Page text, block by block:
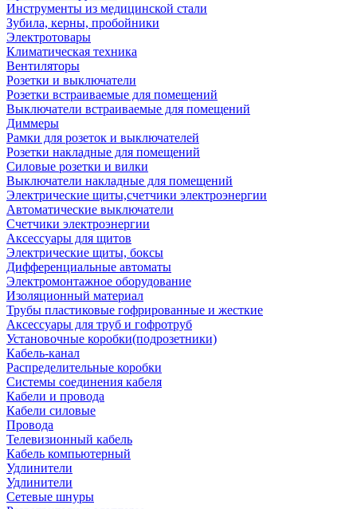
Инструменты из медицинской стали
Зубила, керны, пробойники
Электротовары
Климатическая техника
Вентиляторы
Розетки и выключатели
Розетки встраиваемые для помещений
Выключатели встраиваемые для помещений
Диммеры
Рамки для розеток и выключателей
Розетки накладные для помещений
Силовые розетки и вилки
Выключатели накладные для помещений
Электрические щиты,счетчики электроэнергии
Автоматические выключатели
Счетчики электроэнергии
Аксессуары для щитов
Электрические щиты, боксы
Дифференциальные автоматы
Электромонтажное оборудование
Изоляционный материал
Трубы пластиковые гофрированные и жесткие
Аксессуары для труб и гофротруб
Установочные коробки(подрозетники)
Кабель-канал
Распределительные коробки
Системы соединения кабеля
Кабели и провода
Кабели силовые
Провода
Телевизионный кабель
Кабель компьютерный
Удлинители
Удлинители
Сетевые шнуры